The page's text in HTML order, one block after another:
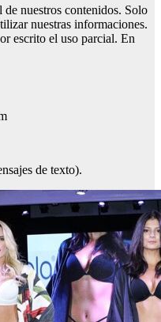
nuestros contenidos. Solo
nuestras informaciones.
escrito el uso parcial. En
de texto).